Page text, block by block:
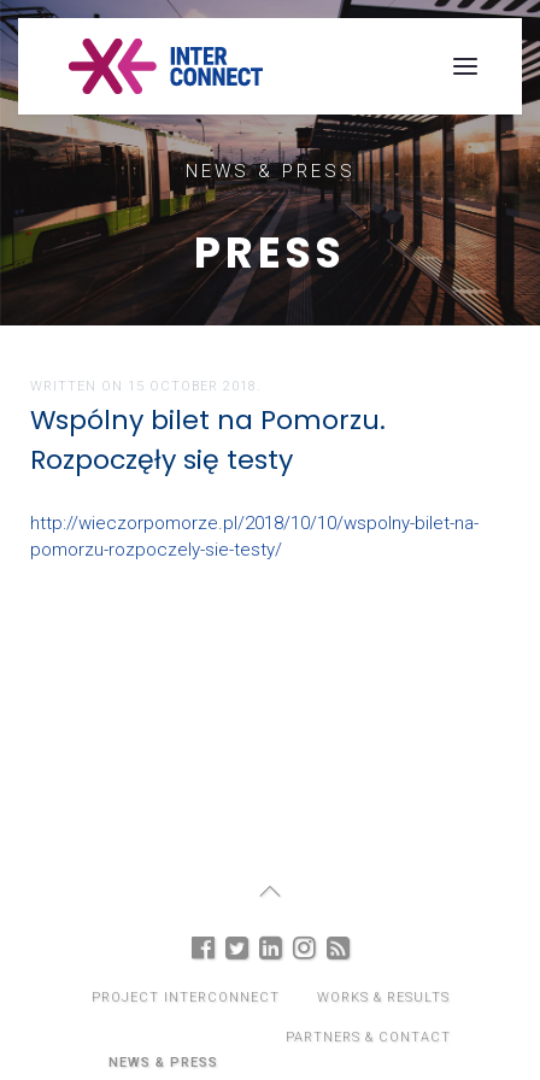
NEWS & PRESS
PRESS
WRITTEN ON 15 OCTOBER 2018 .
Wspólny bilet na Pomorzu.
Rozpoczęły się testy
http://wieczorpomorze.pl/2018/10/10/wspolny-bilet-na-
pomorzu-rozpoczely-sie-testy/
PROJECT INTERCONNECT WORKS & RESULTS
NEWS & PRESS
PARTNERS & CONTACT